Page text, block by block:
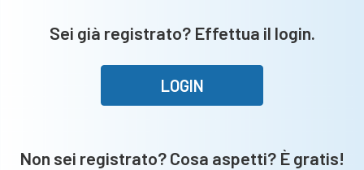
Sei già registrato? Effettua il login.
LOGIN
Non sei registrato? Cosa aspetti? È gratis!